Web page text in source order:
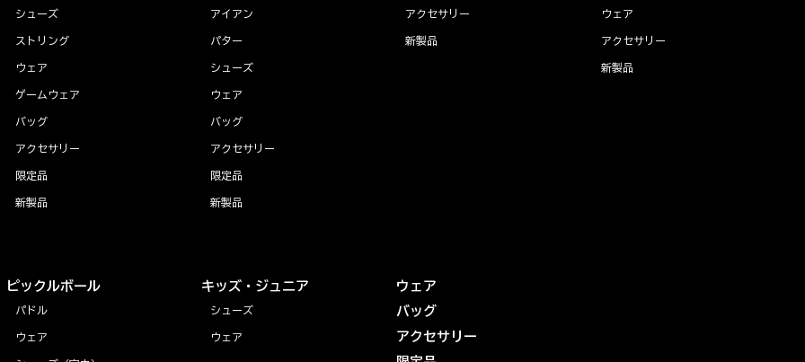
シューズ
ストリング
ウェア
ゲームウェア
バッグ
アクセサリー
限定品
新製品
アイアン
パター
シューズ
ウェア
バッグ
アクセサリー
限定品
新製品
アクセサリー
新製品
ウェア
アクセサリー
新製品
ピックルボール
パドル
ウェア
キッズ・ジュニア
シューズ
ウェア
ウェア
バッグ
アクセサリー